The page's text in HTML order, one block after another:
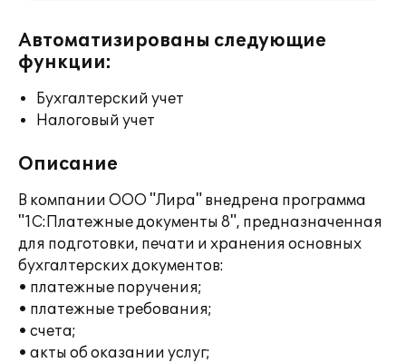
Автоматизированы следующие
функции:
Бухгалтерский учет
Налоговый учет
Описание
В компании ООО "Лира" внедрена программа
"1С:Платежные документы 8", предназначенная
для подготовки, печати и хранения основных
бухгалтерских документов:
• платежные поручения;
• платежные требования;
• счета;
• акты об оказании услуг;